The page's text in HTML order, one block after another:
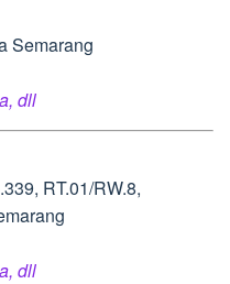
Semarang
dll
RT.01/RW.8,
dll